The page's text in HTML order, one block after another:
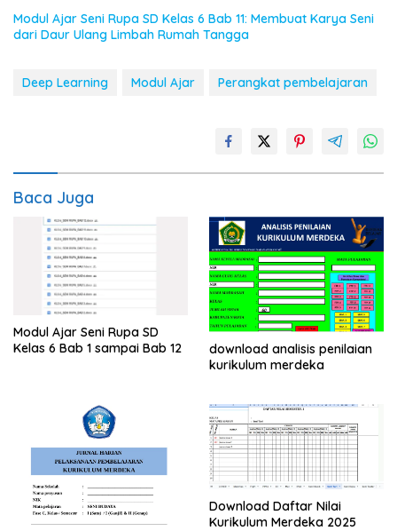
Modul Ajar Seni Rupa SD Kelas 6 Bab 11: Membuat Karya Seni
dari Daur Ulang Limbah Rumah Tangga
Deep Learning Modul Ajar Perangkat pembelajaran
Baca Juga
Modul Ajar Seni Rupa SD
Kelas 6 Bab 1 sampai Bab 12
download analisis penilaian
kurikulum merdeka
Download Daftar Nilai
Kurikulum Merdeka 2025